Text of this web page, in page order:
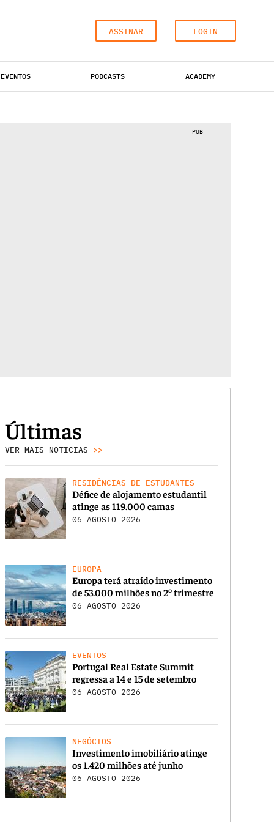
ASSINAR LOGIN
EVENTOS PODCASTS ACADEMY
PUB
Últimas
VER MAIS NOTICIAS >>
RESIDÊNCIAS DE ESTUDANTES
Défice de alojamento estudantil
atinge as 119.000 camas
06 AGOSTO 2026
EUROPA
Europa terá atraído investimento
de 53.000 milhões no 2º trimestre
06 AGOSTO 2026
EVENTOS
Portugal Real Estate Summit
regressa a 14 e 15 de setembro
06 AGOSTO 2026
NEGÓCIOS
Investimento imobiliário atinge
os 1.420 milhões até junho
06 AGOSTO 2026